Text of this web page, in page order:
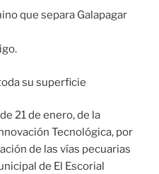
que separa Galapagar
su superficie
21 de enero, de la
Tecnológica, por
de las vías pecuarias
de El Escorial